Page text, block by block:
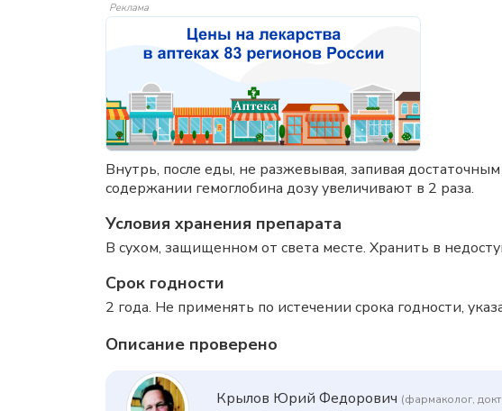
Реклама
Внутрь, после еды, не разжевывая, запивая
содержании гемоглобина дозу увеличивают в 2 раза.
Условия хранения препарата
В сухом, защищенном от света месте. Хранить в
Срок годности
2 года. Не применять по истечении срока годности,
Описание проверено
Крылов Юрий Федорович (фармаколог,